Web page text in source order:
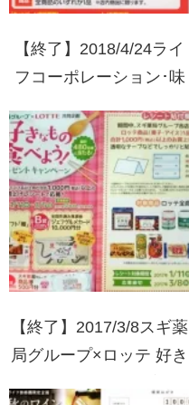
【終了】2018/4/24ライ
フコーポレーション･味
ントリーフーズ 味の素×
サントリーフェア プレ
ゼントキャンペーン
【終了】2017/3/8スギ薬
局グループ×ロッテ 好き